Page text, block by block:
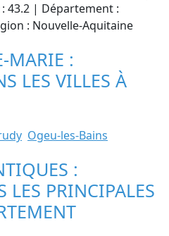
43.2 | Département :
: Nouvelle-Aquitaine
MARIE :
LES VILLES À
Ogeu-les-Bains
:
LES PRINCIPALES